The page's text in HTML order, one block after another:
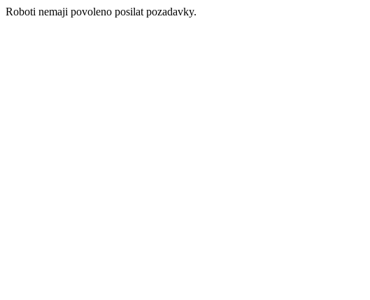
Roboti nemaji povoleno posilat pozadavky.